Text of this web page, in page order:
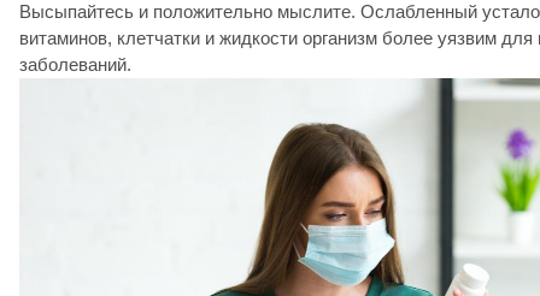
Высыпайтесь и положительно мыслите. Ослабленный
витаминов, клетчатки и жидкости организм более уязвим
заболеваний.